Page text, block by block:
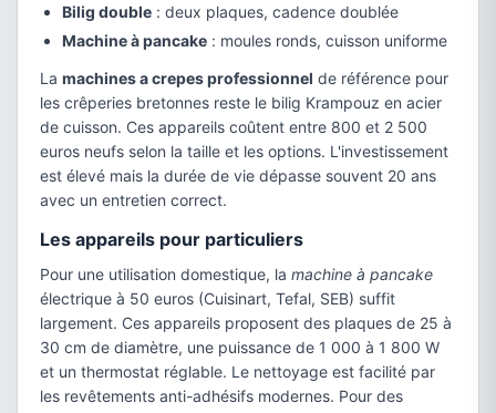
Bilig double : deux plaques, cadence doublée
Machine à pancake : moules ronds, cuisson uniforme
La machines a crepes professionnel de référence pour
les crêperies bretonnes reste le bilig Krampouz en acier
de cuisson. Ces appareils coûtent entre 800 et 2 500
euros neufs selon la taille et les options. L'investissement
est élevé mais la durée de vie dépasse souvent 20 ans
avec un entretien correct.
Les appareils pour particuliers
Pour une utilisation domestique, la machine à pancake
électrique à 50 euros (Cuisinart, Tefal, SEB) suffit
largement. Ces appareils proposent des plaques de 25 à
30 cm de diamètre, une puissance de 1 000 à 1 800 W
et un thermostat réglable. Le nettoyage est facilité par
les revêtements anti-adhésifs modernes. Pour des